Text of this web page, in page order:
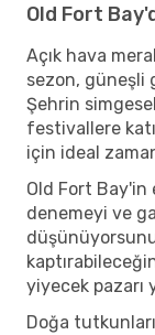
Old Fort
Açık hava
sezon, güneşli
Şehrin
festivallere
için ideal
Old Fort Bay'in
denemeyi ve
yiyecek pazarı
Doğa